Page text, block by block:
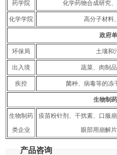
药学院 化学药物合成研究
化学学院 高分子材料
政府
环保局 土壤和
出入境 蔬菜、肉制
疾控 菌种、病毒等的冻
生物制
生物制药
类企业
疫苗粉针剂、干扰素、口服
眼部用崩解
产品咨询